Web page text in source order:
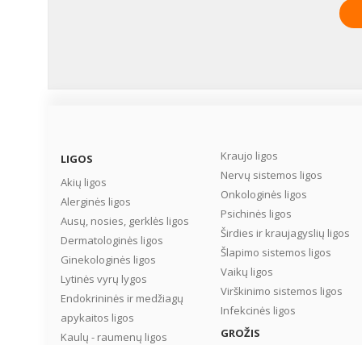
infarktą galinti išsivystyti
LIGOS
Akių ligos
Alerginės ligos
Ausų, nosies, gerklės ligos
Dermatologinės ligos
Ginekologinės ligos
Lytinės vyrų lygos
Endokrininės ir medžiagų
apykaitos ligos
Kaulų - raumenų ligos
Kraujo ligos
Nervų sistemos ligos
Onkologinės ligos
Psichinės ligos
Širdies ir kraujagyslių ligos
Šlapimo sistemos ligos
Vaikų ligos
Virškinimo sistemos ligos
Infekcinės ligos
GROŽIS